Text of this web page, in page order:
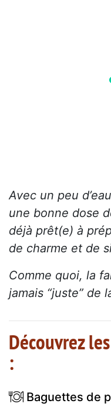
Avec un peu
une bonne dose
déjà prêt(e) à
de charme et de
Comme quoi, la
jamais “juste” de
Découvrez
:
Baguettes de